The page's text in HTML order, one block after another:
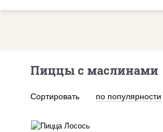
Пиццы с маслинами
Сортировать по популярности